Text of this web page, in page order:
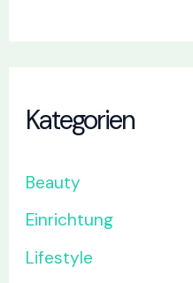
Kategorien
Beauty
Einrichtung
Lifestyle